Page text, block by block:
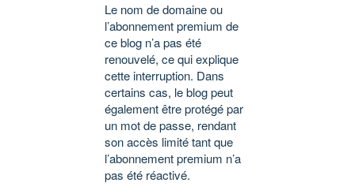
Le nom de domaine ou
l’abonnement premium de
ce blog n’a pas été
renouvelé, ce qui explique
cette interruption. Dans
certains cas, le blog peut
également être protégé par
un mot de passe, rendant
son accès limité tant que
l’abonnement premium n’a
pas été réactivé.